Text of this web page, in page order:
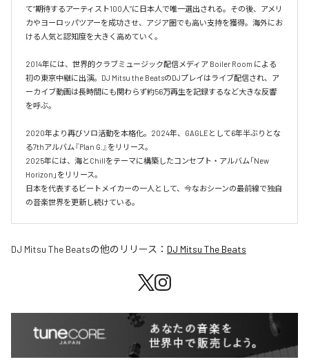
て“期待するアーティスト100人”に日本人で唯一選出される。その後、アメリ
カやヨーロッパツアーを成功させ、アジア圏でも高い支持を獲得。海外にお
ける人気と認知度を大きく高めていく。
2014年には、世界的クラブミュージック配信メディア Boiler Room による
初の東京中継に出演。DJ Mitsu the BeatsのDJプレイはライブ配信され、ア
ーカイブ動画は長時間にも関わらず約56万再生を記録するなど大きな反響
を呼ぶ。
2020年より再びソロ活動を本格化。2024年、GAGLEとして6年半ぶりとな
る7thアルバム『Plan G.』をリリース。
2025年には、海とChillをテーマに構築したコンセプト・アルバム「New
Horizon」をリリース。
日本を代表するビートメイカーの一人として、今なおシーンの最前線で独自
の音楽世界を更新し続けている。
DJ Mitsu The Beatsの他のリリース： DJ Mitsu The Beats